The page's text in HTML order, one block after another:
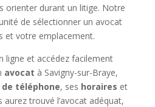
orienter durant un litige. Notre
de sélectionner un avocat
et votre emplacement.
ligne et accédez facilement
avocat à Savigny-sur-Braye,
téléphone, ses horaires et
aurez trouvé l’avocat adéquat,